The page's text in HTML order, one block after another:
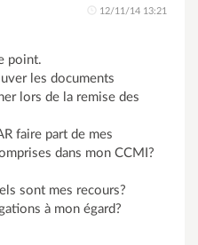
12/11/14 13:21
point.
les documents
lors de la remise des
faire part de mes
dans mon CCMI?
sont mes recours?
à mon égard?